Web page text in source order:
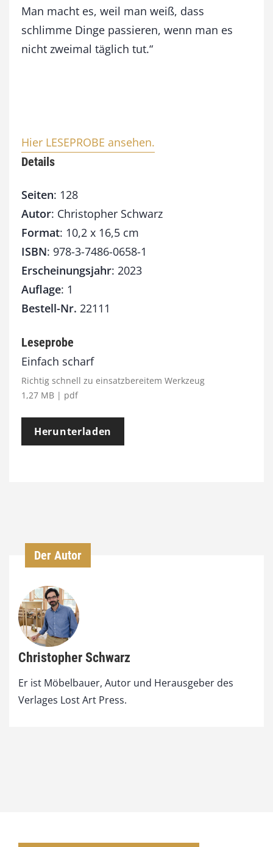
Man macht es, weil man weiß, dass
schlimme Dinge passieren, wenn man es
nicht zweimal täglich tut.“
Hier LESEPROBE ansehen.
Details
Seiten: 128
Autor: Christopher Schwarz
Format: 10,2 x 16,5 cm
ISBN: 978-3-7486-0658-1
Erscheinungsjahr: 2023
Auflage: 1
Bestell-Nr. 22111
Leseprobe
Einfach scharf
Richtig schnell zu einsatzbereitem Werkzeug
1,27 MB | pdf
Herunterladen
Der Autor
Christopher Schwarz
Er ist Möbelbauer, Autor und Herausgeber des
Verlages Lost Art Press.